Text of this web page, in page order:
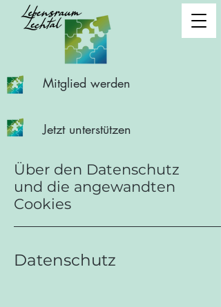
Mitglied werden
Jetzt unterstützen
Über den Datenschutz
und die angewandten
Cookies
Datenschutz